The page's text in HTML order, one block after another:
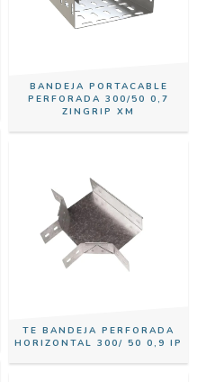
BANDEJA PORTACABLE
PERFORADA 300/50 0,7
ZINGRIP XM
TE BANDEJA PERFORADA
HORIZONTAL 300/ 50 0,9 IP